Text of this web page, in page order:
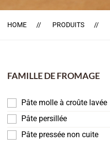
HOME PRODUITS
FAMILLE DE FROMAGE
Pâte molle à croûte lavée
Pâte persillée
Pâte pressée non cuite